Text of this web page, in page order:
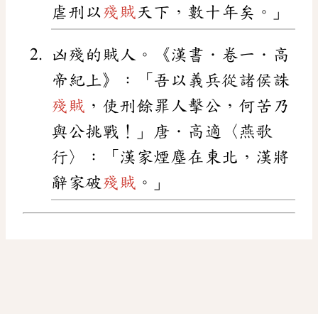
虐刑以殘賊天下，數十年矣。」
凶殘的賊人。《漢書．卷一．高
帝紀上》：「吾以義兵從諸侯誅
殘賊 ，使刑餘罪人擊公，何苦乃
與公挑戰！」唐．高適〈燕歌
行〉：「漢家煙塵在東北，漢將
辭家破 殘賊 。」